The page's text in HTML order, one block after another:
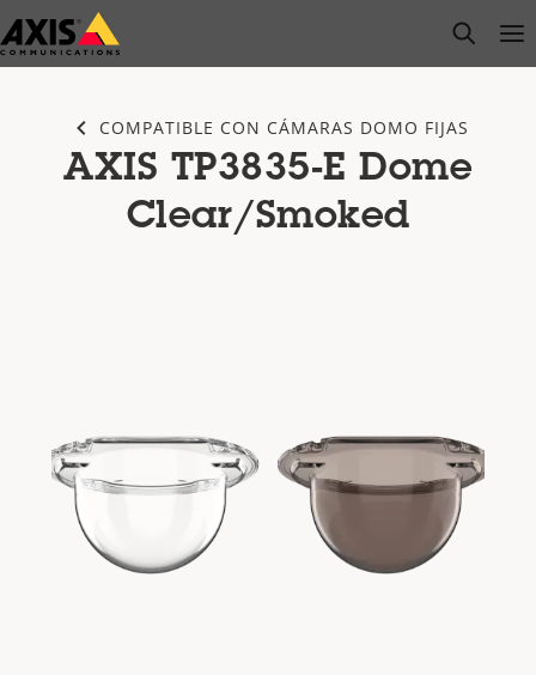
Saltar
al
open
COMPATIBLE CON CÁMARAS DOMO FIJAS
AXIS TP3835-E Dome
Clear/Smoked